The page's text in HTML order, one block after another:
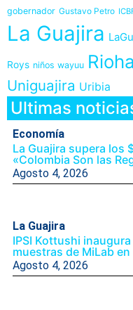
gobernador Gustavo Petro
La Guajira
Roys niños wayuu
Uniguajira Uribia
Ultimas
Economía
La Guajira supera los
«Colombia Son las
Agosto 4, 2026
La Guajira
IPSI Kottushi
muestras de MiLab en
Agosto 4, 2026